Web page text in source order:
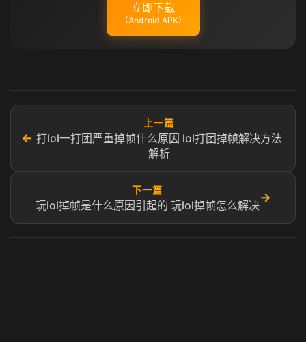
立即下载
（Android APK）
←
上一篇
打lol一打团严重掉帧什么原因 lol打团掉帧解决方法
解析
下一篇
玩lol掉帧是什么原因引起的 玩lol掉帧怎么解决
→